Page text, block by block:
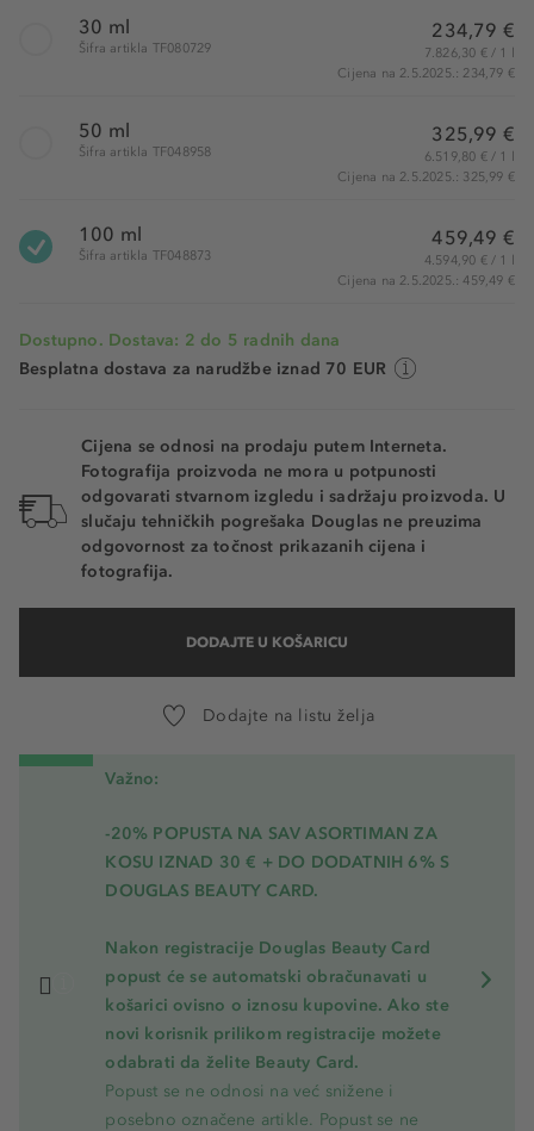
30 ml
Šifra artikla TF080729
234,79 €
7.826,30 € / 1 l
Cijena na 2.5.2025.: 234,79 €
50 ml
Šifra artikla TF048958
325,99 €
6.519,80 € / 1 l
Cijena na 2.5.2025.: 325,99 €
100 ml
Šifra artikla TF048873
459,49 €
4.594,90 € / 1 l
Cijena na 2.5.2025.: 459,49 €
Dostupno. Dostava: 2 do 5 radnih dana
Besplatna dostava za narudžbe iznad 70 EUR
Cijena se odnosi na prodaju putem Interneta.
Fotografija proizvoda ne mora u potpunosti
odgovarati stvarnom izgledu i sadržaju proizvoda. U
slučaju tehničkih pogrešaka Douglas ne preuzima
odgovornost za točnost prikazanih cijena i
fotografija.
DODAJTE U KOŠARICU
Dodajte na listu želja
Važno:
-20% POPUSTA NA SAV ASORTIMAN ZA
KOSU IZNAD 30 € + DO DODATNIH 6% S
DOUGLAS BEAUTY CARD.
Nakon registracije Douglas Beauty Card
popust će se automatski obračunavati u
košarici ovisno o iznosu kupovine. Ako ste
novi korisnik prilikom registracije možete
odabrati da želite Beauty Card.
Popust se ne odnosi na već snižene i
posebno označene artikle. Popust se ne